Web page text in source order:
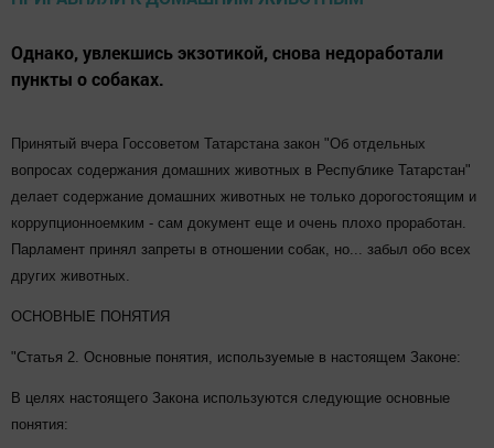
Однако, увлекшись экзотикой, снова недоработали
пункты о собаках.
Принятый вчера Госсоветом Татарстана закон "Об отдельных
вопросах содержания домашних животных в Республике Татарстан"
делает содержание домашних животных не только дорогостоящим и
коррупционноемким - сам документ еще и очень плохо проработан.
Парламент принял запреты в отношении собак, но... забыл обо всех
других животных.
ОСНОВНЫЕ ПОНЯТИЯ
"Статья 2. Основные понятия, используемые в настоящем Законе:
В целях настоящего Закона используются следующие основные
понятия: